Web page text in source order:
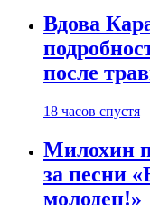
Вдова
после
18 часов спустя
Милохин
за песни
молодец!»